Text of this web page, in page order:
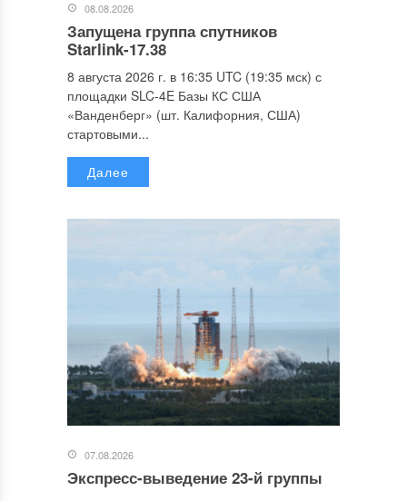
08.08.2026
Запущена группа спутников
Starlink-17.38
8 августа 2026 г. в 16:35 UTC (19:35 мск) с
площадки SLC-4E Базы КС США
«Ванденберг» (шт. Калифорния, США)
стартовыми...
Далее
07.08.2026
Экспресс-выведение 23-й группы